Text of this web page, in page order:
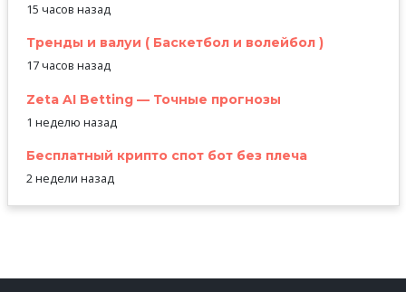
15 часов назад
Тренды и валуи ( Баскетбол и волейбол )
17 часов назад
Zeta AI Betting — Точные прогнозы
1 неделю назад
Бесплатный крипто спот бот без плеча
2 недели назад